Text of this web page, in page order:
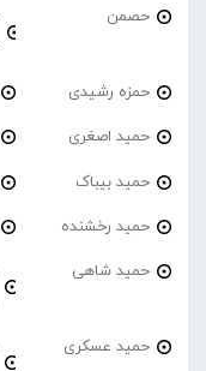
حصمن
حمزه رشیدی
حمید اصغری
حمید بیباک
حمید رخشنده
حمید شاهی
حمید عسکری